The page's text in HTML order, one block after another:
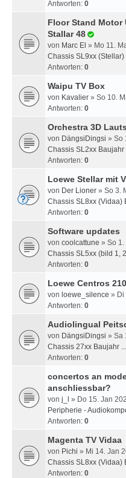
Antworten: 0
Floor Stand Motor
Stallar 48
von Marc El » Mo 11.
Chassis SL9xx
Antworten: 0
Waipu TV Box
von Kavalier » So 10.
Antworten: 0
Orchestra 3D
von DängsiDingsi » So
Chassis SL2xx
Antworten: 0
Loewe Stellar mit
von Der Lioner » So 3.
Chassis SL8xx
Antworten: 0
Software updates
von coolcattune » So 1.
Chassis SL5xx (bild 1,
Antworten: 0
Loewe Centros
von loewe_silence » Di
Antworten: 0
Audiolingual
von DängsiDingsi » Sa
Chassis 27xx Baujahr
Antworten: 0
concertos an
anschliessbar?
von j_l
» Do 15. Jan
Peripherie -
Antworten: 0
Magenta TV Vidaa
von Pichi » Mi 14. Jan
Chassis SL8xx
Antworten: 0